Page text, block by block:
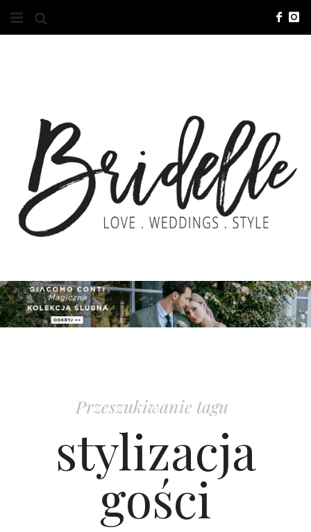
O NAS
KONTAKT
REKLAMA
ADVERTISING
ZGŁOSZENIA
KSIĄŻKI BRIDELLE
Przeszukiwanie tagu
stylizacja
gości